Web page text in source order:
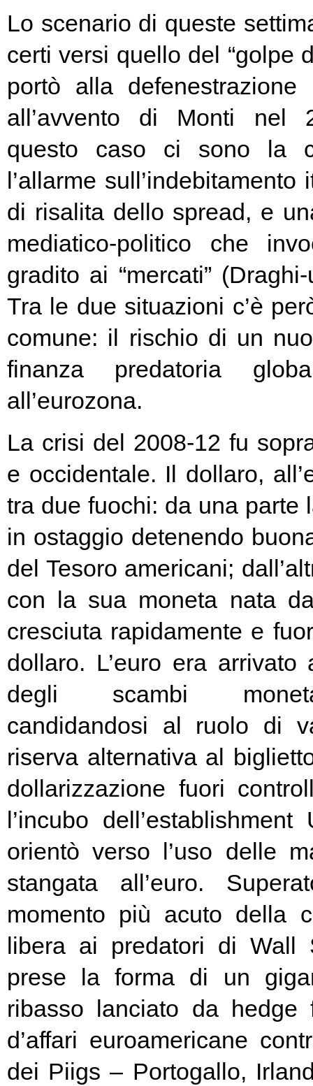
Lo scenario di queste
certi versi quello del “golpe
portò alla
all’avvento di Monti nel
questo caso ci sono la
l’allarme
di risalita dello spread, e
mediatico-politico che
gradito ai “mercati”
Tra le due situazioni c’è
comune: il rischio di un
finanza predatoria
all’eurozona.
La crisi del 2008-12 fu
e occidentale. Il dollaro,
tra due fuochi: da una parte
in ostaggio detenendo
del Tesoro americani;
con la sua moneta nata
cresciuta rapidamente e
dollaro. L’euro era
degli scambi
candidandosi al ruolo di
riserva alternativa al
dollarizzazione fuori
l’incubo
orientò verso l’uso delle
stangata all’euro.
momento più acuto della
libera ai predatori di Wall
prese la forma di un
ribasso lanciato da hedge
d’affari euroamericane
dei Piigs – Portogallo,